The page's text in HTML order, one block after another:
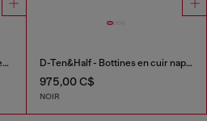
D-Luffy - Bottes hauteur genou en suède D-Ten&Half - Bottines en cuir naplak
975,00 C$
NOIR